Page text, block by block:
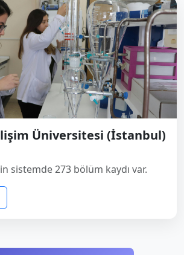
Üniversitesi (İstanbul)
sistemde 273 bölüm kaydı var.